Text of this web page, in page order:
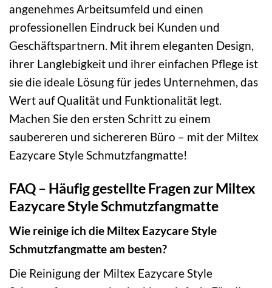
angenehmes Arbeitsumfeld und einen
professionellen Eindruck bei Kunden und
Geschäftspartnern. Mit ihrem eleganten Design,
ihrer Langlebigkeit und ihrer einfachen Pflege ist
sie die ideale Lösung für jedes Unternehmen, das
Wert auf Qualität und Funktionalität legt.
Machen Sie den ersten Schritt zu einem
saubereren und sichereren Büro – mit der Miltex
Eazycare Style Schmutzfangmatte!
FAQ – Häufig gestellte Fragen zur Miltex
Eazycare Style Schmutzfangmatte
Wie reinige ich die Miltex Eazycare Style
Schmutzfangmatte am besten?
Die Reinigung der Miltex Eazycare Style